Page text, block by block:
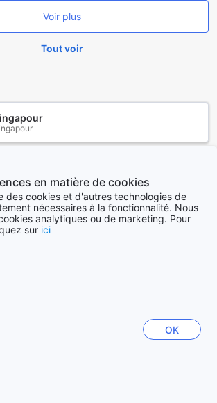
Voir plus
Tout voir
en matière de cookies
des cookies et d'autres technologies de
nécessaires à la fonctionnalité. Nous
analytiques ou de marketing. Pour
sur ici
OK